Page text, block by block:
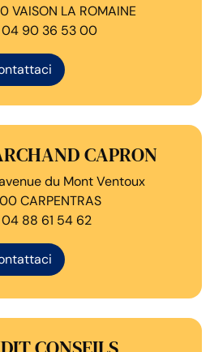
VAISON LA ROMAINE
04 90 36 53 00
CAPRON
du Mont Ventoux
CARPENTRAS
04 88 61 54 62